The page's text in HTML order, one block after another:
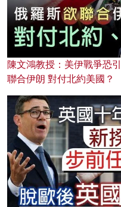
陳文鴻教授：美伊戰爭恐
聯合伊朗 對付北約美國？